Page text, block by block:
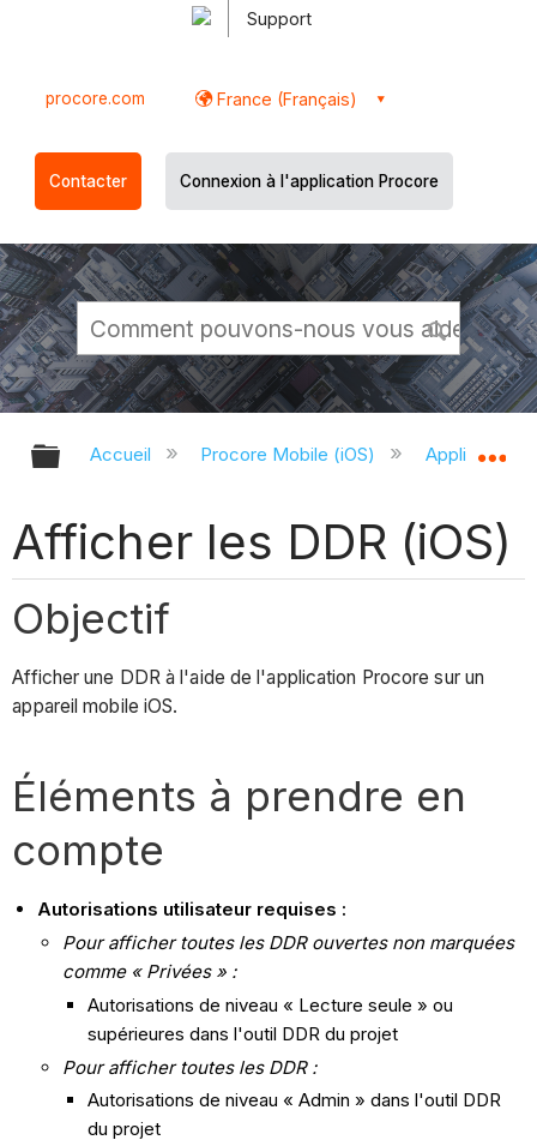
Support
procore.com France (Français)
Contacter Connexion à l'application Procore
Développer/réduire la hiérarchie
Accueil Procore Mobile (iOS) Application
Afficher les DDR (iOS)
Objectif
Afficher une DDR à l'aide de l'application Procore sur un
appareil mobile iOS.
Éléments à prendre en
compte
Autorisations utilisateur requises :
Pour afficher toutes les DDR ouvertes non marquées
comme « Privées » :
Autorisations de niveau « Lecture seule » ou
supérieures dans l'outil DDR du projet
Pour afficher toutes les DDR :
Autorisations de niveau « Admin » dans l'outil DDR
du projet